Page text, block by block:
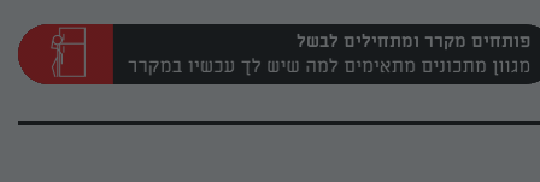
פותחים מקרר ומתחילים לבשל